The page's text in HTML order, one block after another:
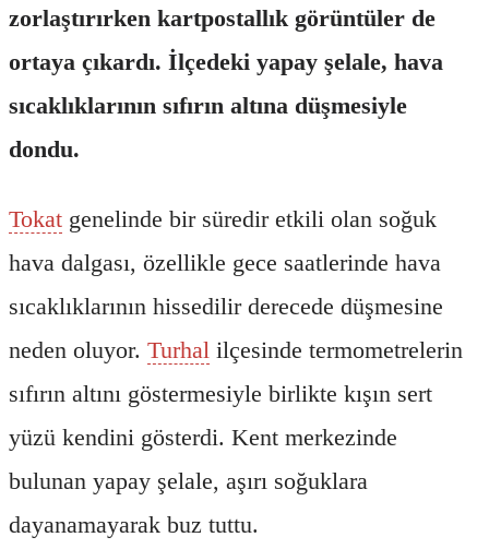
zorlaştırırken kartpostallık görüntüler de
ortaya çıkardı. İlçedeki yapay şelale, hava
sıcaklıklarının sıfırın altına düşmesiyle
dondu.
Tokat genelinde bir süredir etkili olan soğuk
hava dalgası, özellikle gece saatlerinde hava
sıcaklıklarının hissedilir derecede düşmesine
neden oluyor. Turhal ilçesinde termometrelerin
sıfırın altını göstermesiyle birlikte kışın sert
yüzü kendini gösterdi. Kent merkezinde
bulunan yapay şelale, aşırı soğuklara
dayanamayarak buz tuttu.